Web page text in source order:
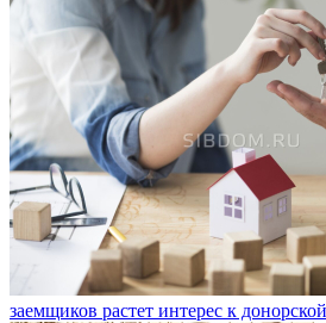
заемщиков растет интерес к